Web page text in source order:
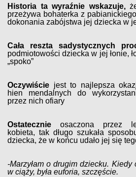
Historia ta wyraźnie wskazuje,
przeżywa bohaterka z
dokonania zabójstwa jej dziecka w
Cała reszta sadystycznych
podmiotowości dziecka w jej łonie,
„spoko”
Oczywiście jest to najlepsza
hien mendalnych do
przez nich ofiary
Ostatecznie osaczona przez
kobieta, tak długo szukała
dziecka, że w końcu udało jej się
-Marzyłam o drugim dziecku. Kiedy
w ciąży, była euforia, szczęście.